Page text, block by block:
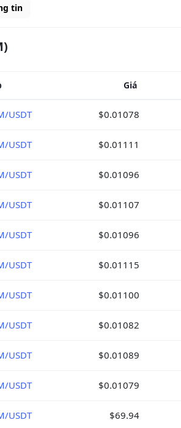
tin
Giá
USDT $0.01078
USDT $0.01111
USDT $0.01096
USDT $0.01107
USDT $0.01096
USDT $0.01115
USDT $0.01100
USDT $0.01082
USDT $0.01089
USDT $0.01079
USDT $69.94